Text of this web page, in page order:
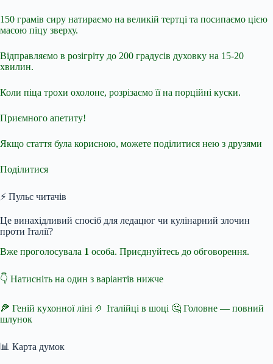
150 грамів сиру натираємо на великій тертці та посипаємо цією
масою піцу зверху.
Відправляємо в розігріту до 200 градусів духовку на 15-20
хвилин.
Коли піца трохи охолоне, розрізаємо її на порційні куски.
Приємного апетиту!
Якщо стаття була корисною, можете поділитися нею з друзями
Поділитися
⚡ Пульс читачів
Це винахідливий спосіб для ледацюг чи кулінарний злочин
проти Італії?
Вже проголосувала 1 особа. Приєднуйтесь до обговорення.
👇 Натисніть на один з варіантів нижче
🍕 Геній кухонної ліні 🤌 Італійці в шоці 🤔 Головне — повний
шлунок
📊 Карта думок